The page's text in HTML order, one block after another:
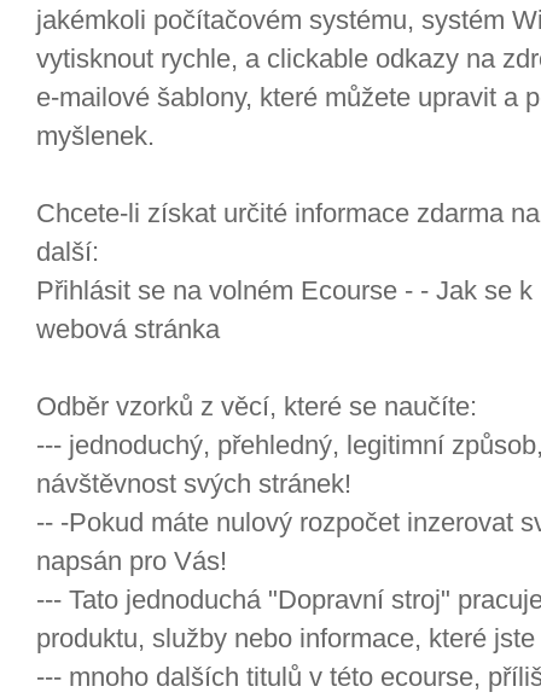
jakémkoli počítačovém systému, systém
vytisknout rychle, a clickable odkazy na
e-mailové šablony, které můžete upravit a
myšlenek.
Chcete-li získat určité informace zdarma
další:
Přihlásit se na volném Ecourse - - Jak se
webová stránka
Odběr vzorků z věcí, které se naučíte:
--- jednoduchý, přehledný, legitimní
návštěvnost svých stránek!
-- -Pokud máte nulový rozpočet inzerovat
napsán pro Vás!
--- Tato jednoduchá "Dopravní stroj"
produktu, služby nebo informace, které
--- mnoho dalších titulů v této ecourse,